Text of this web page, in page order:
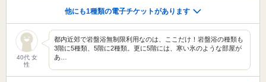
他にも1種類の電子チケットがあります
40代 女
性
都内近郊で岩盤浴無制限利用なのは、ここだけ！岩盤浴の種類も
3階に5種類、5階に2種類。更に5階には、寒い氷のような部屋が
あ…